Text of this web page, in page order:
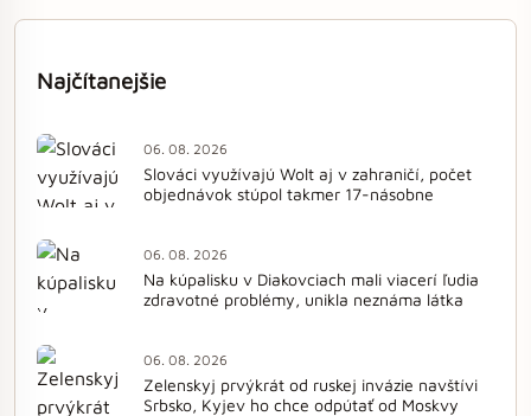
Najčítanejšie
06. 08. 2026
Slováci využívajú Wolt aj v zahraničí, počet
objednávok stúpol takmer 17-násobne
06. 08. 2026
Na kúpalisku v Diakovciach mali viacerí ľudia
zdravotné problémy, unikla neznáma látka
06. 08. 2026
Zelenskyj prvýkrát od ruskej invázie navštívi
Srbsko, Kyjev ho chce odpútať od Moskvy